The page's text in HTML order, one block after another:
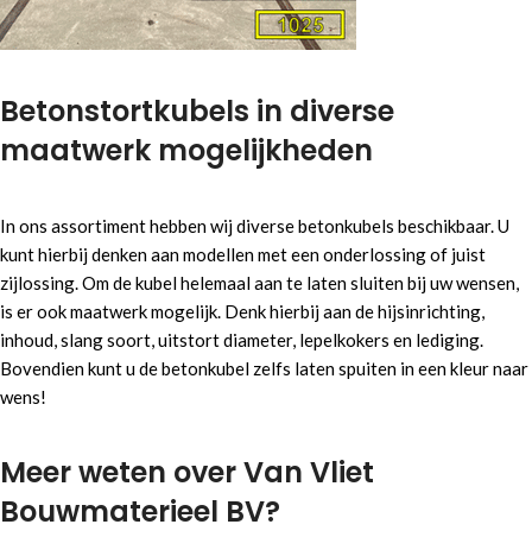
Betonstortkubels in diverse
maatwerk mogelijkheden
In ons assortiment hebben wij diverse betonkubels beschikbaar. U
kunt hierbij denken aan modellen met een onderlossing of juist
zijlossing. Om de kubel helemaal aan te laten sluiten bij uw wensen,
is er ook maatwerk mogelijk. Denk hierbij aan de hijsinrichting,
inhoud, slang soort, uitstort diameter, lepelkokers en lediging.
Bovendien kunt u de betonkubel zelfs laten spuiten in een kleur naar
wens!
Meer weten over Van Vliet
Bouwmaterieel BV?